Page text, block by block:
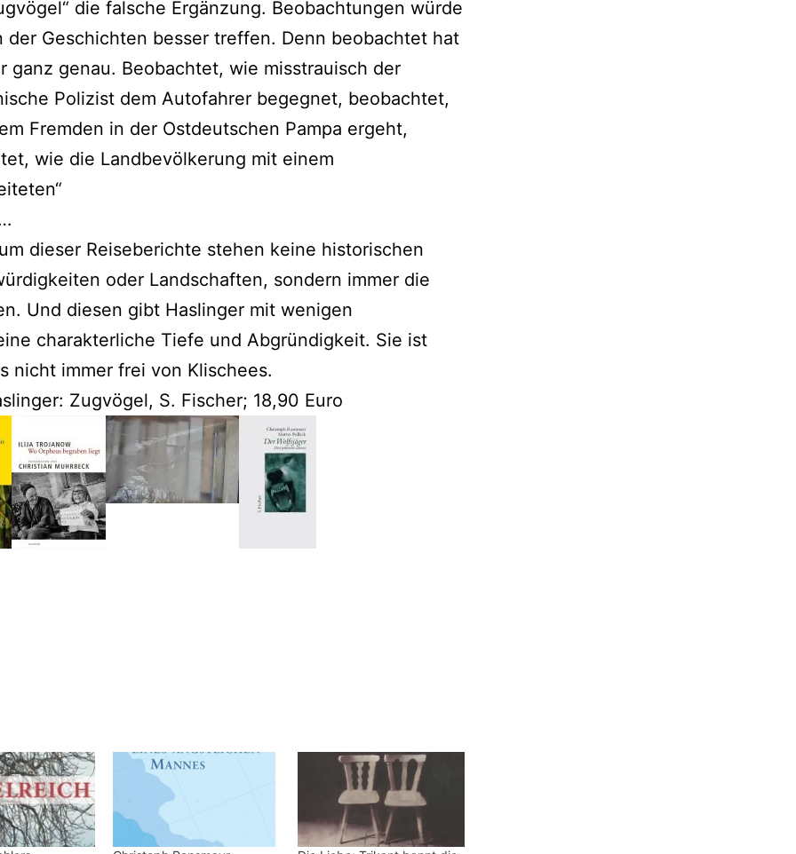
die falsche Ergänzung. Beobachtungen würde
der Geschichten besser treffen. Denn beobachtet hat
ganz genau. Beobachtet, wie misstrauisch der
Polizist dem Autofahrer begegnet, beobachtet,
Fremden in der Ostdeutschen Pampa ergeht,
wie die Landbevölkerung mit einem
dieser Reiseberichte stehen keine historischen
oder Landschaften, sondern immer die
Und diesen gibt Haslinger mit wenigen
charakterliche Tiefe und Abgründigkeit. Sie ist
nicht immer frei von Klischees.
Zugvögel, S. Fischer; 18,90 Euro